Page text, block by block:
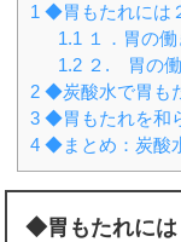
1 ◆胃もたれには
1.1 １．胃の
1.2 ２. 胃の
2 ◆炭酸水で胃も
3 ◆胃もたれを和
4 ◆まとめ：炭酸
◆胃もたれには